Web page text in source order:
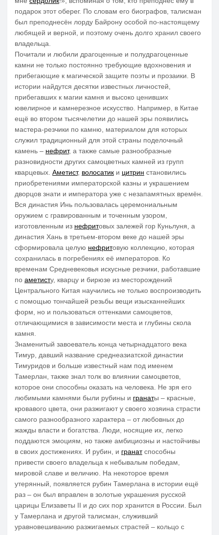
подарок этот оберег. По словам его биографов, талисман
был преподнесён лорду Байрону особой по-настоящему
любящей и верной, и поэтому очень долго хранил своего
владельца.
Почитали и любили драгоценные и полудрагоценные
камни не только постоянно требующие вдохновения и
прибегающие к магической защите поэты и прозаики. В
истории найдутся десятки известных личностей,
прибегавших к магии камня и высоко ценивших
ювелирное и камнерезное искусство. Например, в Китае
ещё во втором тысячелетии до нашей эры появились
мастера-резчики по камню, материалом для которых
служил традиционный для этой страны поделочный
камень – нефрит, а также самые разнообразные
разновидности других самоцветных камней из групп
кварцевых. Аметист, волосатик и цитрин становились
приобретениями императорской казны и украшением
дворцов знати и императора уже с незапамятных времён.
Вся династия Инь пользовалась церемониальным
оружием с гравированным и точенным узором,
изготовленным из нефритовых залежей гор Куньлуня, а
династия Хань в третьем-втором веке до нашей эры
сформировала целую нефритовую коллекцию, которая
сохранилась в погребениях её императоров. Ко
временам Средневековья искусные резчики, работавшие
по аметисту, кварцу и бирюзе из месторождений
Центрального Китая научились не только воспроизводить
с помощью тончайшей резьбы вещи изысканнейших
форм, но и пользоваться оттенками самоцветов,
отличающимися в зависимости места и глубины скола
камня.
Знаменитый завоеватель конца четырнадцатого века
Тимур, давший название среднеазиатской династии
Тимуридов и больше известный нам под именем
Тамерлан, также знал толк во влиянии самоцветов,
которое они способны оказать на человека. Не зря его
любимыми камнями были рубины и гранаты – красные,
кровавого цвета, они разжигают у своего хозяина страсти
самого разнообразного характера – от любовных до
жажды власти и богатства. Люди, носящие их, легко
поддаются эмоциям, но также амбициозны и настойчивы
в своих достижениях. И рубин, и гранатспособны
привести своего владельца к небывалым победам,
мировой славе и величию. На некоторое время
утерянный, появляется рубин Тамерлана в истории ещё
раз – он был вправлен в золотые украшения русской
царицы Елизаветы II и до сих пор хранится в России. Был
у Тамерлана и другой талисман, служивший
уравновешиванию разжигаемых страстей – кольцо с